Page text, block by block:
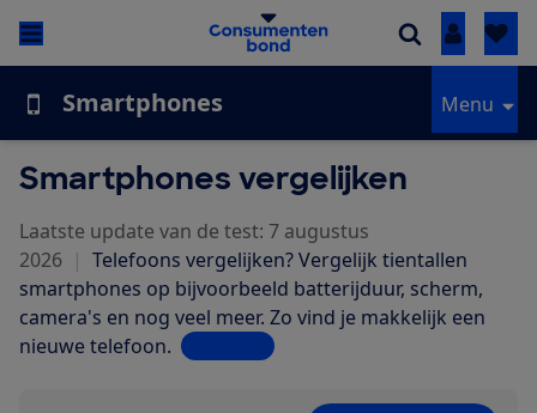
Inloggen
Smartphones Menu
Smartphones vergelijken
Laatste update van de test: 7 augustus
2026 | Telefoons vergelijken? Vergelijk tientallen
smartphones op bijvoorbeeld batterijduur, scherm,
camera's en nog veel meer. Zo vind je makkelijk een
nieuwe telefoon. Lees meer